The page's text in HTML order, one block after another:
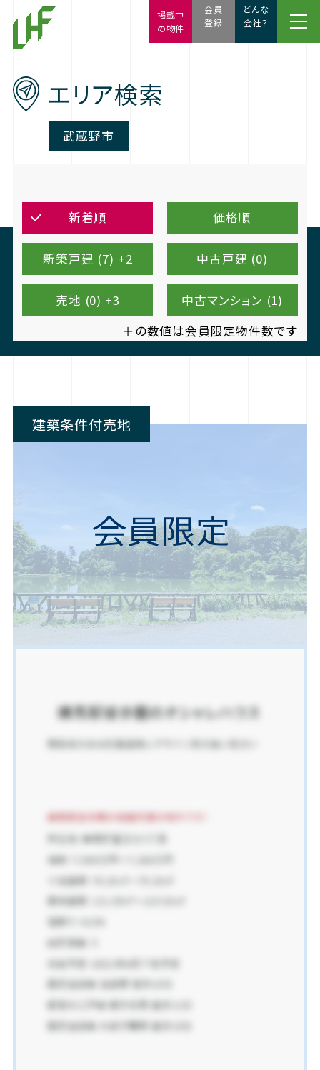
エリア検索
武蔵野市
新着順 価格順
新築戸建 (7) +2 中古戸建 (0)
売地 (0) +3
中古マンション (1)
＋の数値は会員限定物件数です
建築条件付売地
会員
登録
どんな
会社？
掲載中
の物件